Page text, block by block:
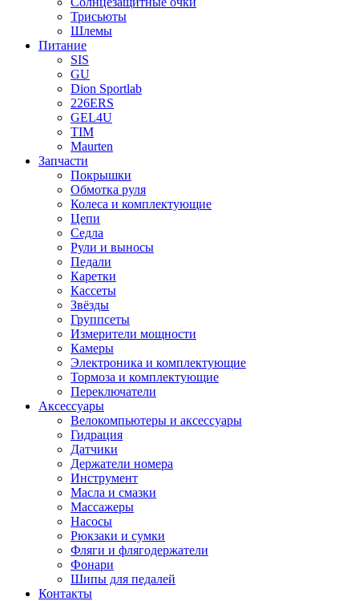
Трисьюты
Шлемы
Питание
SIS
GU
Dion Sportlab
226ERS
GEL4U
TIM
Maurten
Запчасти
Покрышки
Обмотка руля
Колеса и комплектующие
Цепи
Седла
Рули и выносы
Педали
Каретки
Кассеты
Звёзды
Группсеты
Измерители мощности
Камеры
Электроника и комплектующие
Тормоза и комплектующие
Переключатели
Аксессуары
Велокомпьютеры и аксессуары
Гидрация
Датчики
Держатели номера
Инструмент
Масла и смазки
Массажеры
Насосы
Рюкзаки и сумки
Фляги и флягодержатели
Фонари
Шипы для педалей
Контакты